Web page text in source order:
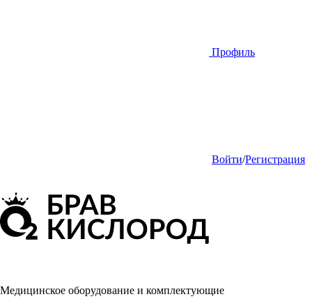
Профиль
Войти/Регистрация
Медицинское оборудование и комплектующие